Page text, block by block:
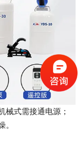
械式需接通电源；
。